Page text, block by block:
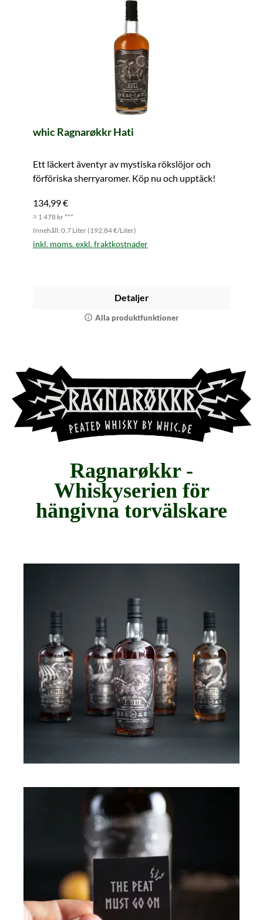
whic Ragnarøkkr Hati
Ett läckert äventyr av mystiska rökslöjor och
förföriska sherryaromer. Köp nu och upptäck!
134,99 €
≈ 1 478 kr ***
Innehåll: 0.7 Liter (192,84 €/Liter)
inkl. moms. exkl. fraktkostnader
Detaljer
Alla produktfunktioner
Ragnarøkkr -
Whiskyserien för
hängivna torvälskare